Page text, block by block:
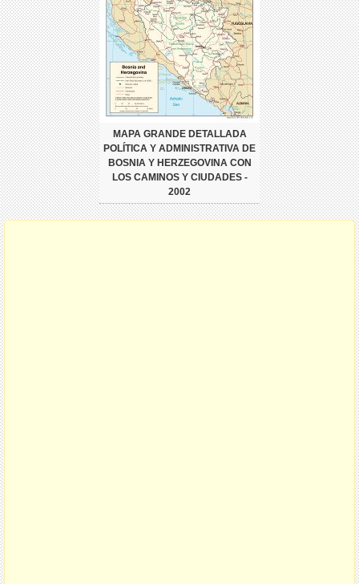
MAPA GRANDE DETALLADA
POLÍTICA Y ADMINISTRATIVA DE
BOSNIA Y HERZEGOVINA CON
LOS CAMINOS Y CIUDADES -
2002